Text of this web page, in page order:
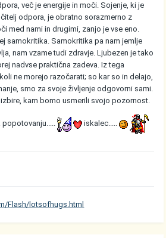
več je energije in moči. Sojenje, ki je
odpora, je obratno sorazmerno z
med nami in drugimi, zanjo je vse eno.
samokritika. Samokritika pa nam jemlje
nam vzame tudi zdravje. Ljubezen je tako
nadvse praktična zadeva. Iz tega
ne morejo razočarati; so kar so in delajo,
smo za svoje življenje odgovorni sami.
kam bomo usmerili svojo pozornost.
popotovanju..... iskalec.....
Flash/lotsofhugs.html